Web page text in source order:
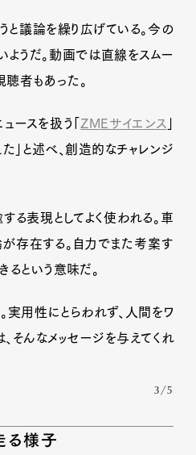
と議論を繰り広げている。今の
ようだ。動画では直線をスムー
聴者もあった。
ースを扱う「 ZMEサイエンス
」と述べ、創造的なチャレンジ
る表現としてよく使われる。車
存在する。自力でまた考案す
という意味だ。
実用性にとらわれず、人間をワ
そんなメッセージを与えてくれ
3/5
る様子